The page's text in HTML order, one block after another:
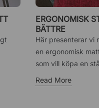
ERGONOMISK
BÄTTRE
Här presenterar vi
en ergonomisk
som vill köpa en
Read More